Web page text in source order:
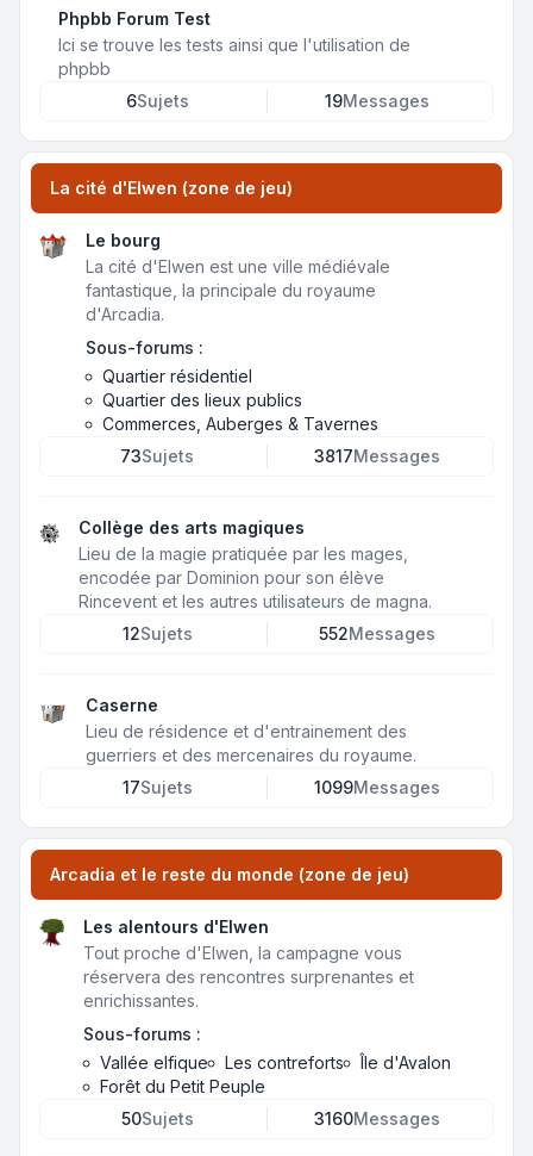
Phpbb Forum Test
Ici se trouve les tests ainsi que l'utilisation de
phpbb
6Sujets 19Messages
La cité d'Elwen (zone de jeu)
Le bourg
La cité d'Elwen est une ville médiévale
fantastique, la principale du royaume
d'Arcadia.
Sous-forums :
Quartier résidentiel
Quartier des lieux publics
Commerces, Auberges & Tavernes
73Sujets 3817Messages
Collège des arts magiques
Lieu de la magie pratiquée par les mages,
encodée par Dominion pour son élève
Rincevent et les autres utilisateurs de magna.
12Sujets 552Messages
Caserne
Lieu de résidence et d'entrainement des
guerriers et des mercenaires du royaume.
17Sujets 1099Messages
Arcadia et le reste du monde (zone de jeu)
Les alentours d'Elwen
Tout proche d'Elwen, la campagne vous
réservera des rencontres surprenantes et
enrichissantes.
Sous-forums :
Vallée elfique
Les contreforts
Île d'Avalon
Forêt du Petit Peuple
50Sujets 3160Messages